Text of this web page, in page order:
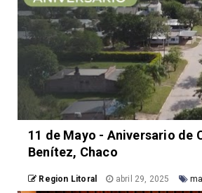
11 de Mayo - Aniversario de
Benítez, Chaco
Region Litoral abril 29, 2025